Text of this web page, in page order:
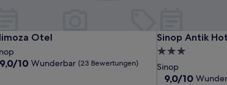
Otel
Otel
9.0
9,0/10 Wunderbar (23 Bewertungen)
Sinop Antik
Sinop Antik
3.0-
Sterne-
Unterkunft
Sinop
9.0
9,0/10